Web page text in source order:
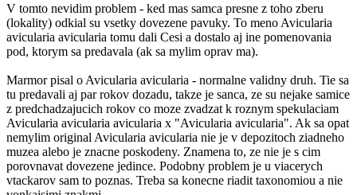
V tomto nevidim problem - ked mas samca presne z toho zberu
(lokality) odkial su vsetky dovezene pavuky. To meno Avicularia
avicularia avicularia tomu dali Cesi a dostalo aj ine pomenovania
pod, ktorym sa predavala (ak sa mylim oprav ma).
Marmor pisal o Avicularia avicularia - normalne validny druh. Tie sa
tu predavali aj par rokov dozadu, takze je sanca, ze su nejake samice
z predchadzajucich rokov co moze zvadzat k roznym spekulaciam
Avicularia avicularia avicularia x "Avicularia avicularia". Ak sa opat
nemylim original Avicularia avicularia nie je v depozitoch ziadneho
muzea alebo je znacne poskodeny. Znamena to, ze nie je s cim
porovnavat dovezene jedince. Podobny problem je u viacerych
vtackarov sam to poznas. Treba sa konecne riadit taxonomiou a nie